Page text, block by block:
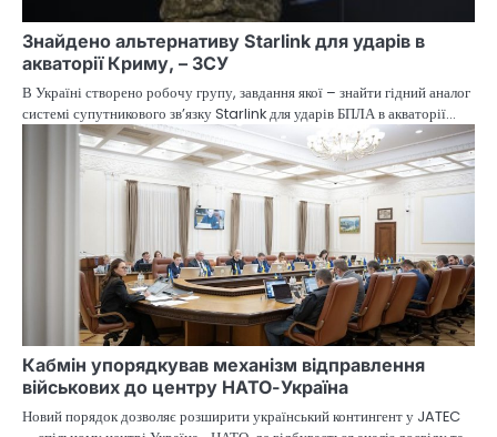
Знайдено альтернативу Starlink для ударів в
акваторії Криму, – ЗСУ
В Україні створено робочу групу, завдання якої – знайти гідний аналог
системі супутникового зв’язку Starlink для ударів БПЛА в акваторії…
Кабмін упорядкував механізм відправлення
військових до центру НАТО-Україна
Новий порядок дозволяє розширити український контингент у JATEC